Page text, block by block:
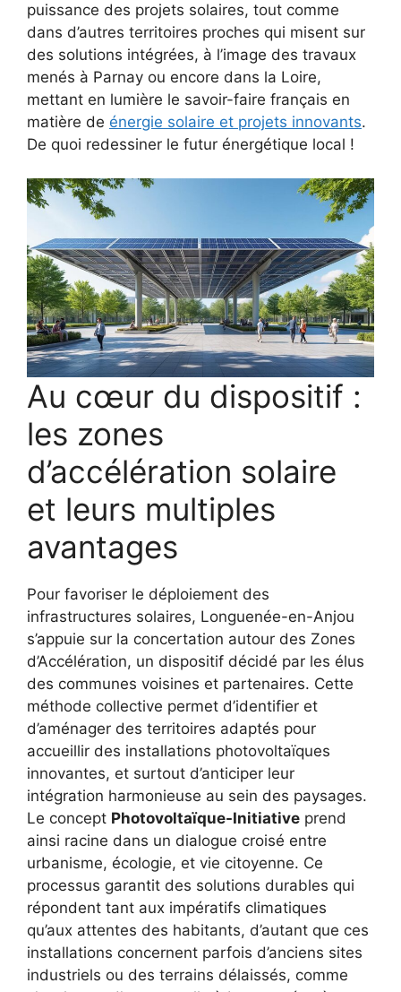
puissance des projets solaires, tout comme
dans d’autres territoires proches qui misent sur
des solutions intégrées, à l’image des travaux
menés à Parnay ou encore dans la Loire,
mettant en lumière le savoir-faire français en
matière de énergie solaire et projets innovants.
De quoi redessiner le futur énergétique local !
Au cœur du dispositif :
les zones
d’accélération solaire
et leurs multiples
avantages
Pour favoriser le déploiement des
infrastructures solaires, Longuenée-en-Anjou
s’appuie sur la concertation autour des Zones
d’Accélération, un dispositif décidé par les élus
des communes voisines et partenaires. Cette
méthode collective permet d’identifier et
d’aménager des territoires adaptés pour
accueillir des installations photovoltaïques
innovantes, et surtout d’anticiper leur
intégration harmonieuse au sein des paysages.
Le concept Photovoltaïque-Initiative prend
ainsi racine dans un dialogue croisé entre
urbanisme, écologie, et vie citoyenne. Ce
processus garantit des solutions durables qui
répondent tant aux impératifs climatiques
qu’aux attentes des habitants, d’autant que ces
installations concernent parfois d’anciens sites
industriels ou des terrains délaissés, comme